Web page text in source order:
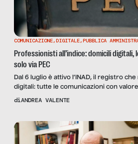
COMUNICAZIONE,DIGITALE,PUBBLICA
Professionisti all’indice: domicili
solo via PEC
Dal 6 luglio è attivo l’INAD, il registro
digitali: tutte le comunicazioni con
arrivavano per posta verranno
diANDREA VALENTE